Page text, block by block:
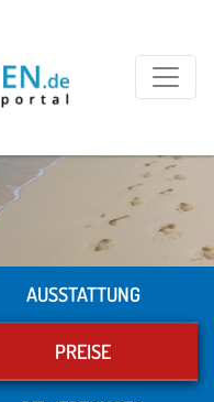
AUSSTATTUNG
PREISE